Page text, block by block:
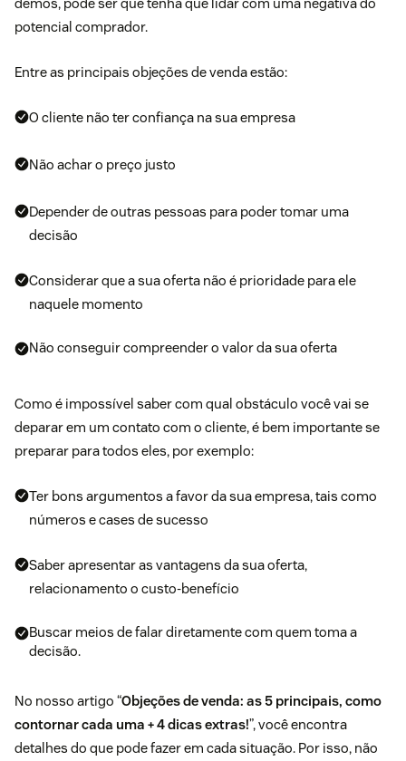
potencial comprador.
Entre as principais objeções de venda estão:
O cliente não ter confiança na sua empresa
Não achar o preço justo
Depender de outras pessoas para poder tomar uma
decisão
Considerar que a sua oferta não é prioridade para ele
naquele momento
Não conseguir compreender o valor da sua oferta
Como é impossível saber com qual obstáculo você vai se
deparar em um contato com o cliente, é bem importante se
preparar para todos eles, por exemplo:
Ter bons argumentos a favor da sua empresa, tais como
números e cases de sucesso
Saber apresentar as vantagens da sua oferta,
relacionamento o custo-benefício
Buscar meios de falar diretamente com quem toma a
decisão.
No nosso artigo “Objeções de venda: as 5 principais, como
contornar cada uma + 4 dicas extras!”, você encontra
detalhes do que pode fazer em cada situação. Por isso, não